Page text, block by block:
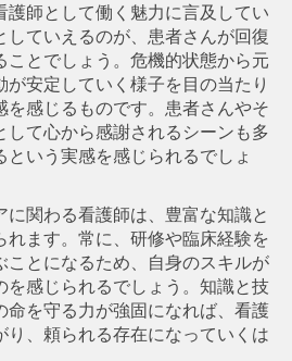
護師として働く魅力に言及してい
していえるのが、患者さんが回復
ことでしょう。危機的状態から元
安定していく様子を目の当たり
を感じるものです。患者さんやそ
して心から感謝されるシーンも多
という実感を感じられるでしょ
に関わる看護師は、豊富な知識と
れます。常に、研修や臨床経験を
ことになるため、自身のスキルが
を感じられるでしょう。知識と技
命を守る力が強固になれば、看護
り、頼られる存在になっていくは